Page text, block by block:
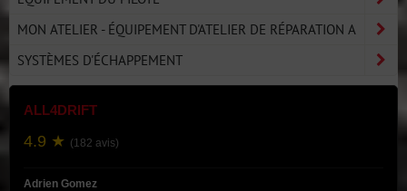
MON ATELIER - ÉQUIPEMENT D'ATELIER DE RÉPARATION A
SYSTÈMES D'ÉCHAPPEMENT
ALL4DRIFT
4.9 ★ (182 avis)
Adrien Gomez